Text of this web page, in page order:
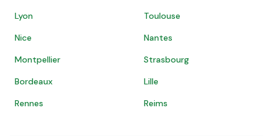
Lyon
Toulouse
Nice
Nantes
Montpellier
Strasbourg
Bordeaux
Lille
Rennes
Reims